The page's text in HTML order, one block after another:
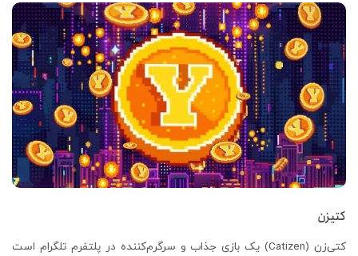
کتیزن
کتی‌زن (Catizen) یک بازی جذاب و سرگرم‌کننده در پلتفرم تلگرام است